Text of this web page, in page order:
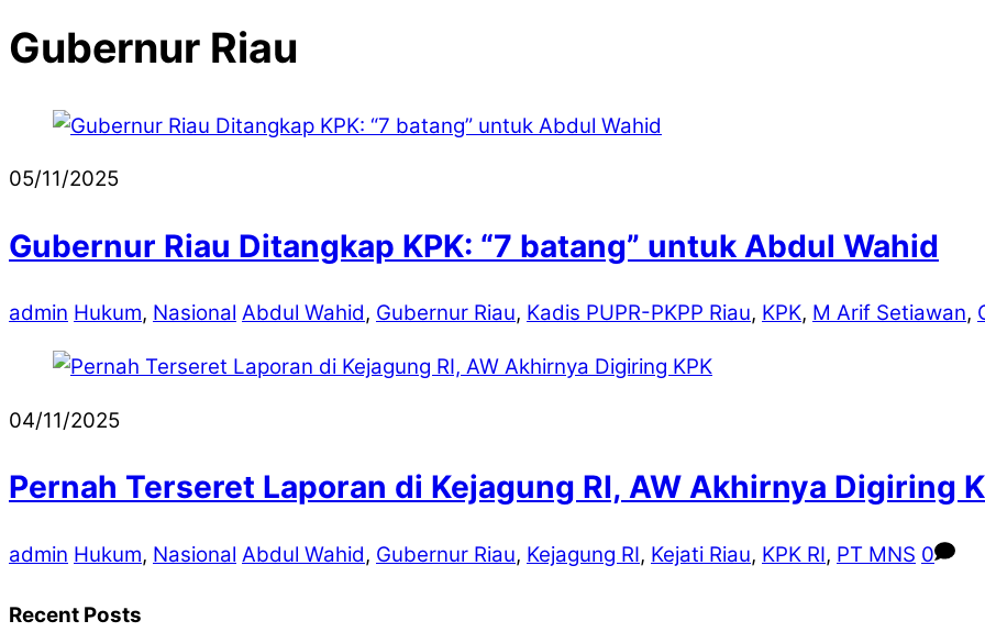
Gubernur Riau
05/11/2025
Gubernur Riau Ditangkap KPK: “7 batang” untuk Abdul Wahid
admin Hukum, Nasional Abdul Wahid, Gubernur Riau, Kadis PUPR-PKPP Riau, KPK, M Arif Setiawan,
04/11/2025
Pernah Terseret Laporan di Kejagung RI, AW Akhirnya Digiring
admin Hukum, Nasional Abdul Wahid, Gubernur Riau, Kejagung RI, Kejati Riau, KPK RI, PT MNS 0
Recent Posts